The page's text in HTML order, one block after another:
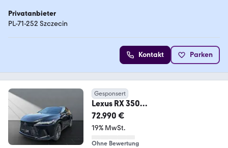
Privatanbieter
PL-71-252 Szczecin
Kontakt Parken
Gesponsert
Lexus RX 350
h+Luxury+PANORAMADA+MARK.L
EV.
72.990 €
19% MwSt.
Ohne Bewertung